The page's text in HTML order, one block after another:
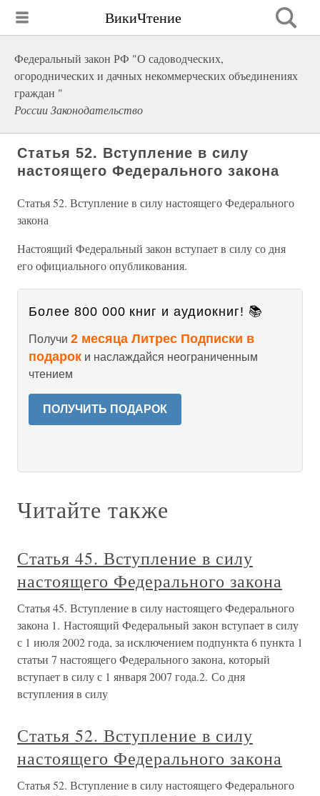
ВикиЧтение
Федеральный закон РФ "О садоводческих,
огороднических и дачных некоммерческих объединениях
граждан "
России Законодательство
Статья 52. Вступление в силу
настоящего Федерального закона
Статья 52. Вступление в силу настоящего Федерального
закона
Настоящий Федеральный закон вступает в силу со дня
его официального опубликования.
Более 800 000 книг и аудиокниг! 📚
Получи 2 месяца Литрес Подписки в
подарок и наслаждайся неограниченным
чтением
ПОЛУЧИТЬ ПОДАРОК
Читайте также
Статья 45. Вступление в силу
настоящего Федерального закона
Статья 45. Вступление в силу настоящего Федерального
закона 1. Настоящий Федеральный закон вступает в силу
с 1 июля 2002 года, за исключением подпункта 6 пункта 1
статьи 7 настоящего Федерального закона, который
вступает в силу с 1 января 2007 года.2. Со дня
вступления в силу
Статья 52. Вступление в силу
настоящего Федерального закона
Статья 52. Вступление в силу настоящего Федерального